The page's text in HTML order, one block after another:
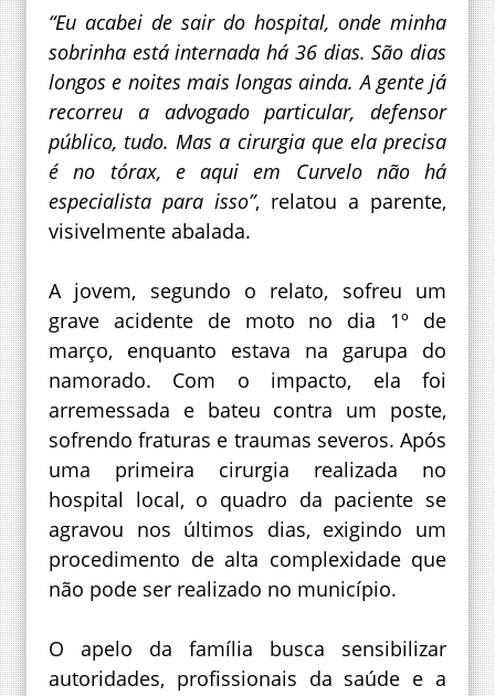
“Eu acabei de sair do hospital, onde minha
sobrinha está internada há 36 dias. São dias
longos e noites mais longas ainda. A gente já
recorreu a advogado particular, defensor
público, tudo. Mas a cirurgia que ela precisa
é no tórax, e aqui em Curvelo não há
especialista para isso”, relatou a parente,
visivelmente abalada.
A jovem, segundo o relato, sofreu um
grave acidente de moto no dia 1º de
março, enquanto estava na garupa do
namorado. Com o impacto, ela foi
arremessada e bateu contra um poste,
sofrendo fraturas e traumas severos. Após
uma primeira cirurgia realizada no
hospital local, o quadro da paciente se
agravou nos últimos dias, exigindo um
procedimento de alta complexidade que
não pode ser realizado no município.
O apelo da família busca sensibilizar
autoridades, profissionais da saúde e a